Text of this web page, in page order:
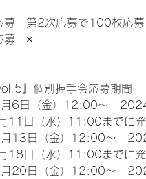
　第2次応募で100枚応
　×
』個別握手会応募期間
6日（金）12:00～　
11日（水）11:00までに発
13日（金）12:00～　
18日（水）11:00までに発
20日（金）12:00～　